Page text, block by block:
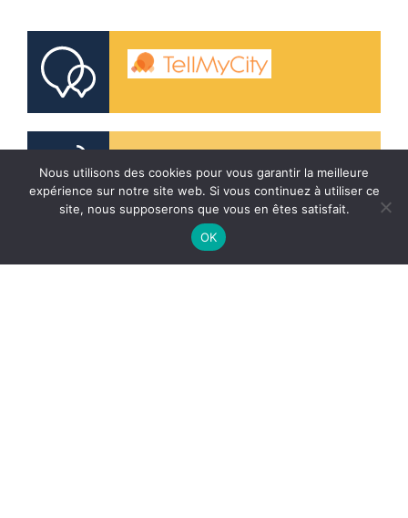
Nous utilisons des cookies pour vous garantir la meilleure
expérience sur notre site web. Si vous continuez à utiliser ce
site, nous supposerons que vous en êtes satisfait.
OK